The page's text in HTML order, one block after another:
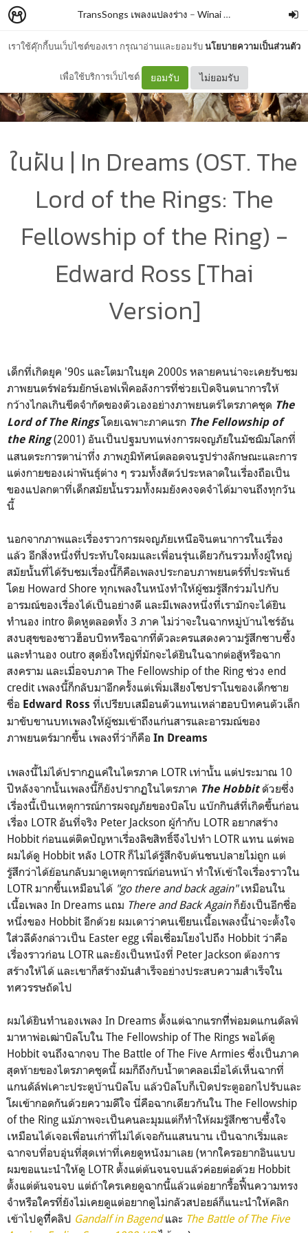
เราใช้คุ๊กกี้บนเว็บไซต์ของเรา กรุณาอ่านและยอมรับนโยบายความเป็นส่วนตัว
เพื่อใช้บริการเว็บไซต์ ยอมรับ ไม่ยอมรับ
TransSongs เพลงแปลงร่าง – Winai Chaichana
ในฝัน | In Dreams (OST. The
Lord of the Rings: The
Fellowship of the Ring) -
Edward Ross [Thai
Version]
เด็กที่เกิดยุค '90s และโตมาในยุค 2000s หลายคนน่าจะเคยรับชม
ภาพยนตร์ฟอร์มยักษ์เอฟเฟ็คอลังการที่ช่วยเปิดจินตนาการให้
กว้างไกลเกินขีดจำกัดของตัวเองอย่างภาพยนตร์ไตรภาคชุด The
Lord of The Ringsโดยเฉพาะภาคแรก The Fellowship of
the Ring(2001) อันเป็นปฐมบทแห่งการผจญภัยในมัชฌิมโลกที่
แสนตระการตาน่าทึ่ง ภาพภูมิทัศน์ตลอดจนรูปร่างลักษณะและการ
แต่งกายของเผ่าพันธุ์ต่าง ๆ รวมทั้งสัตว์ประหลาดในเรื่องถือเป็น
ของแปลกตาที่เด็กสมัยนั้นรวมทั้งผมยังคงจดจำได้มาจนถึงทุกวัน
นี้
นอกจากภาพและเรื่องราวการผจญภัยเหนือจินตนาการในเรื่อง
แล้ว อีกสิ่งหนึ่งท่ี่ประทับใจผมและเพื่อนรุ่นเดียวกันรวมทั้งผู้ใหญ่
สมัยนั้นที่ได้รับชมเรื่องนี้ก็คือเพลงประกอบภาพยนตร์ที่ประพันธ์
โดย Howard Shore ทุกเพลงในหนังทำให้ผู้ชมรู้สึกร่วมไปกับ
อารมณ์ของเรื่องได้เป็นอย่างดี และมีเพลงหนึ่งที่เรามักจะได้ยิน
ทำนอง intro ติดหูตลอดทั้ง 3 ภาค ไม่ว่าจะในฉากหมู่บ้านไชร์อัน
สงบสุขของชาวฮ็อบบิทหรือฉากที่ตัวละครแสดงความรู้สึกซาบซึ้ง
และทำนอง outro สุดยิ่งใหญ่ที่มักจะได้ยินในฉากต่อสู้หรือฉาก
สงคราม และเมื่อจบภาค The Fellowship of the Ring ช่วง end
credit เพลงนี้ก็กลับมาอีกครั้งแต่เพิ่มเสียงโซปราโนของเด็กชาย
ชื่อ Edward Ross ที่เปรียบเสมือนตัวแทนเหล่าฮอบบิทคนตัวเล็ก
มาขับขานบทเพลงให้ผู้ชมเข้าถึงแก่นสารและอารมณ์ของ
ภาพยนตร์มากขึ้น เพลงที่ว่าก็คือ In Dreams
เพลงนี้ไม่ได้ปรากฏแค่ในไตรภาค LOTR เท่านั้น แต่ประมาณ 10
ปีหลังจากนั้นเพลงนี้ก็ยังปรากฏในไตรภาค The Hobbitด้วยซึ่ง
เรื่องนี้เป็นเหตุการณ์การผจญภัยของบิลโบ แบ๊กกินส์ที่เกิดขึ้นก่อน
เรื่อง LOTR อันที่จริง Peter Jackson ผู้กำกับ LOTR อยากสร้าง
Hobbit ก่อนแต่ติดปัญหาเรื่องลิขสิทธิ์จึงไปทำ LOTR แทน แต่พอ
ผมได้ดู Hobbit หลัง LOTR ก็ไม่ได้รู้สึกจับต้นชนปลายไม่ถูก แต่
รู้สึกว่าได้ย้อนกลับมาดูเหตุการณ์ก่อนหน้า ทำให้เข้าใจเรื่องราวใน
LOTR มากขึ้นเหมือนได้ "go there and back again"เหมือนใน
เนื้อเพลง In Dreams แถม There and Back Againก็ยังเป็นอีกชื่อ
หนึ่งของ Hobbit อีกด้วย ผมเดาว่าคนเขียนเนื้อเพลงนี้น่าจะตั้งใจ
ใส่วลีดังกล่าวเป็น Easter egg เพื่อเชื่อมโยงไปถึง Hobbit ว่าคือ
เรื่องราวก่อน LOTR และยังเป็นหนังที่ Peter Jackson ต้องการ
สร้างให้ได้ และเขาก็สร้างมันสำเร็จอย่างประสบความสำเร็จใน
ทศวรรษถัดไป
ผมได้ยินทำนองเพลง In Dreams ตั้งแต่ฉากแรกทีี่พ่อมดแกนดัลฟ์
มาหาพ่อเฒ่าบิลโบใน The Fellowship of The Rings พอได้ดู
Hobbit จนถึงฉากจบ The Battle of The Five Armies ซึ่งเป็นภาค
สุดท้ายของไตรภาคชุดนี้ ผมก็ถึงกับน้ำตาคลอเมื่อได้เห็นฉากที่
แกนดัล์ฟเคาะประตูบ้านบิลโบ แล้วบิลโบก็เปิดประตูออกไปรับและ
โผเข้ากอดกันด้วยความดีใจ นี่คือฉากเดียวกันใน The Fellowship
of the Ring แม้ภาพจะเป็นคนละมุมแต่ก็ทำให้ผมรู้สึกซาบซึ้งใจ
เหมือนได้เจอเพื่อนเก่าที่ไม่ได้เจอกันแสนนาน เป็นฉากเริ่มและ
ฉากจบที่อบอุ่นที่สุดเท่าที่เคยดูหนังมาเลย (หากใครอยากอินแบบ
ผมขอแนะนำให้ดู LOTR ตั้งแต่ต้นจนจบแล้วค่อยต่อด้วย Hobbit
ตั้งแต่ต้นจนจบ แต่ถ้าใครเคยดูฉากนี้แล้วแต่อยากรื้อฟื้นความทรง
จำหรือใครที่ยังไม่เคยดูแต่อยากดูไม่กลัวสปอยล์ก็แนะนำให้คลิก
เข้าไปดูทีี่คลิป Gandalf in Bagendและ The Battle of The Five